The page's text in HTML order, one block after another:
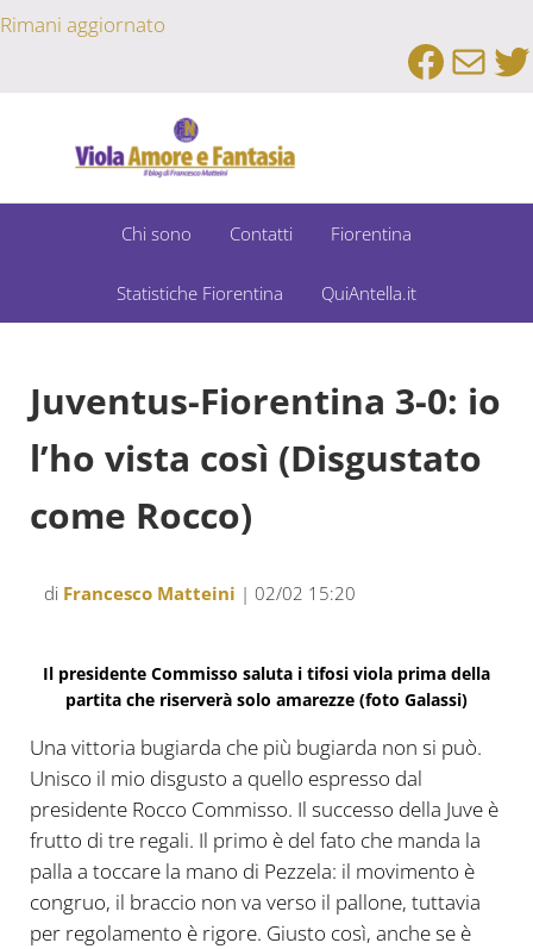
Passa al contenuto principale
Skip to after header navigation
Skip to site footer
Rimani aggiornato
Viola Amore e Fantasia
Chi sono Contatti Fiorentina
Statistiche Fiorentina QuiAntella.it
Juventus-Fiorentina 3-0: io
l’ho vista così (Disgustato
come Rocco)
di Francesco Matteini | 02/02 15:20
Il presidente Commisso saluta i tifosi viola prima della
partita che riserverà solo amarezze (foto Galassi)
Una vittoria bugiarda che più bugiarda non si può.
Unisco il mio disgusto a quello espresso dal
presidente Rocco Commisso. Il successo della Juve è
frutto di tre regali. Il primo è del fato che manda la
palla a toccare la mano di Pezzela: il movimento è
congruo, il braccio non va verso il pallone, tuttavia
per regolamento è rigore. Giusto così, anche se è